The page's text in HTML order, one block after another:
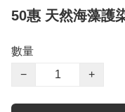
50惠 天然海藻護
數量
−
+